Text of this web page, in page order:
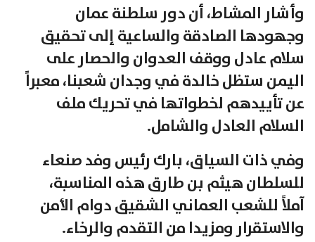
وأشار المشاط، أن دور سلطنة عمان
وجهودها الصادقة والساعية إلى تحقيق
سلام عادل ووقف العدوان والحصار على
اليمن ستظل خالدة في وجدان شعبنا، معبراً
عن تأييدهم لخطواتها في تحريك ملف
السلام العادل والشامل.
وفي ذات السياق، بارك رئيس وفد صنعاء
للسلطان هيثم بن طارق هذه المناسبة،
آملاً للشعب العماني الشقيق دوام الأمن
والاستقرار ومزيدا من التقدم والرخاء.